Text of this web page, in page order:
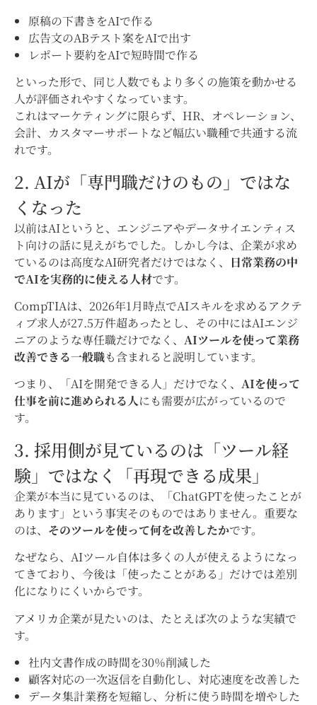
原稿の下書きをAIで作る
広告文のABテスト案をAIで出す
レポート要約をAIで短時間で作る
といった形で、同じ人数でもより多くの施策を動かせる
人が評価されやすくなっています。
これはマーケティングに限らず、HR、オペレーション、
会計、カスタマーサポートなど幅広い職種で共通する流
れです。
2. AIが「専門職だけのもの」ではな
くなった
以前はAIというと、エンジニアやデータサイエンティス
ト向けの話に見えがちでした。しかし今は、企業が求め
ているのは高度なAI研究者だけではなく、
日常業務の中
でAIを実務的に使える人材です。
CompTIAは、2026年1月時点でAIスキルを求めるアクテ
ィブ求人が27.5万件超あったとし、その中にはAIエンジ
ニアのような専任職だけでなく、 AIツールを使って業務
改善できる一般職も含まれると説明しています。
つまり、「AIを開発できる人」だけでなく、 AIを使って
仕事を前に進められる人にも需要が広がっているので
す。
3. 採用側が見ているのは「ツール経
験」ではなく「再現できる成果」
企業が本当に見ているのは、「ChatGPTを使ったことが
あります」という事実そのものではありません。重要な
のは、 そのツールを使って何を改善したかです。
なぜなら、AIツール自体は多くの人が使えるようになっ
てきており、今後は「使ったことがある」だけでは差別
化になりにくいからです。
アメリカ企業が見たいのは、たとえば次のような実績で
す。
社内文書作成の時間を30％削減した
顧客対応の一次返信を自動化し、対応速度を改善した
データ集計業務を短縮し、分析に使う時間を増やした